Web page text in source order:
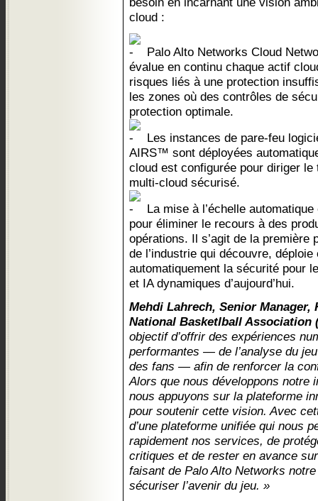
cloud :
Palo Alto Networks Cloud
évalue en continu chaque actif
risques liés à une protection
les zones où des contrôles de
protection optimale.
Les instances de pare-feu
AIRS™ sont déployées
cloud est configurée pour diriger
multi-cloud sécurisé.
La mise à l’échelle
pour éliminer le recours à des
opérations. Il s’agit de la première
de l’industrie qui découvre, déploie
automatiquement la sécurité pour
et IA dynamiques d’aujourd’hui.
Mehdi Lahrech, Senior
National Basketlball Association
objectif d’offrir des expériences
performantes — de l’analyse du
des fans — afin de renforcer la
Alors que nous développons notre
nous appuyons sur la plateforme
pour soutenir cette vision. Avec
d’une plateforme unifiée qui nous
rapidement nos services, de
critiques et de rester en avance
faisant de Palo Alto Networks
sécuriser l’avenir du jeu. »